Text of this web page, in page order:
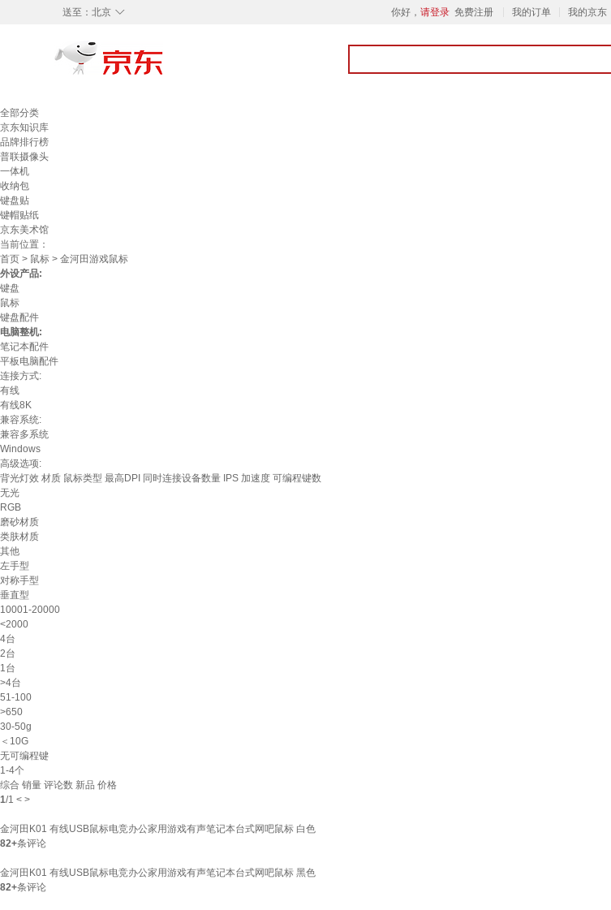
◇
送至： 北京 你好， 请登录 免费注册 我的订单 我的京东
全部分类
京东知识库
品牌排行榜
普联摄像头
一体机
收纳包
键盘贴
键帽贴纸
京东美术馆
当前位置：
首页 > 鼠标 > 金河田游戏鼠标
外设产品:
键盘
鼠标
键盘配件
电脑整机:
笔记本配件
平板电脑配件
连接方式:
有线
有线8K
兼容系统:
兼容多系统
Windows
高级选项:
背光灯效 材质 鼠标类型 最高DPI 同时连接设备数量 IPS 加速度 可编程键数
无光
RGB
磨砂材质
类肤材质
其他
左手型
对称手型
垂直型
10001-20000
<2000
4台
2台
1台
>4台
51-100
>650
30-50g
＜10G
无可编程键
1-4个
综合 销量 评论数 新品 价格
1/1 < >
金河田K01 有线USB鼠标电竞办公家用游戏有声笔记本台式网吧鼠标 白色
82+条评论
金河田K01 有线USB鼠标电竞办公家用游戏有声笔记本台式网吧鼠标 黑色
82+条评论